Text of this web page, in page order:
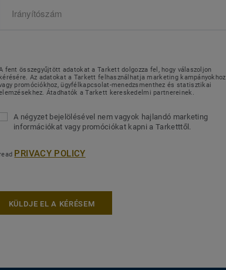
fent összegyűjtött adatokat a Tarkett dolgozza fel, hogy válaszoljon
kérésére. Az adatokat a Tarkett felhasználhatja marketing kampányokhoz
promóciókhoz, ügyfélkapcsolat-menedzsmenthez és statisztikai
Átadhatók a Tarkett kereskedelmi partnereinek.
A négyzet bejelölésével nem vagyok hajlandó marketing
információkat vagy promóciókat kapni a Tarketttől.
read PRIVACY POLICY
KÜLDJE EL A KÉRÉSEM